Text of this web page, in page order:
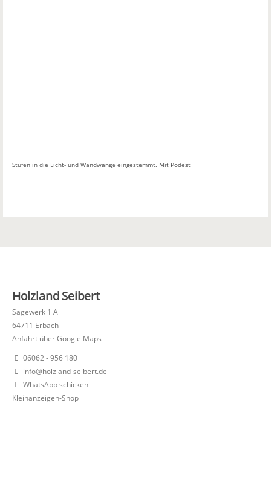
Stufen in die Licht- und Wandwange eingestemmt. Mit Podest
Holzland Seibert
Sägewerk 1 A
64711 Erbach
Anfahrt über Google Maps
06062 - 956 180
info@holzland-seibert.de
WhatsApp schicken
Kleinanzeigen-Shop